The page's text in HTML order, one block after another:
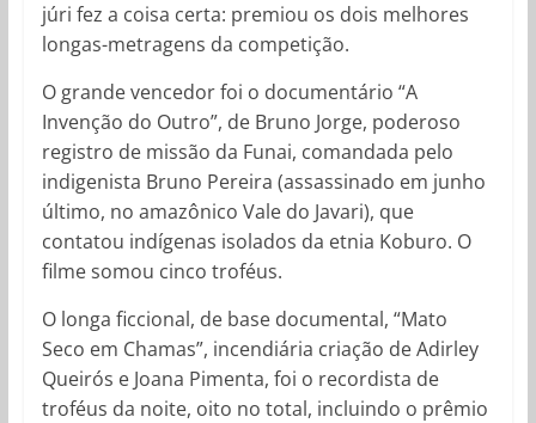
júri fez a coisa certa: premiou os dois melhores
longas-metragens da competição.
O grande vencedor foi o documentário “A
Invenção do Outro”, de Bruno Jorge, poderoso
registro de missão da Funai, comandada pelo
indigenista Bruno Pereira (assassinado em junho
último, no amazônico Vale do Javari), que
contatou indígenas isolados da etnia Koburo. O
filme somou cinco troféus.
O longa ficcional, de base documental, “Mato
Seco em Chamas”, incendiária criação de Adirley
Queirós e Joana Pimenta, foi o recordista de
troféus da noite, oito no total, incluindo o prêmio